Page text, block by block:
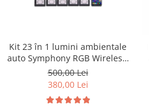
Kit 23 în 1 lumini ambientale
auto Symphony RGB Wireless,
benzi acrilice LED, control
Bluetooth prin aplicație,
sincronizare muzică, Welcome
Light
500,00 Lei
380,00 Lei